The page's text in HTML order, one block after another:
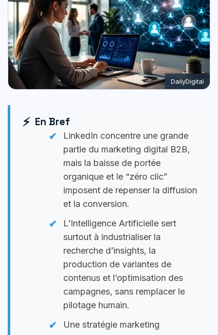
DailyDigital
En Bref
LinkedIn concentre une grande
partie du marketing digital B2B,
mais la baisse de portée
organique et le “zéro clic”
imposent de repenser la diffusion
et la conversion.
L’Intelligence Artificielle sert
surtout à industrialiser la
recherche d’insights, la
production de variantes de
contenus et l’optimisation des
campagnes, sans remplacer le
pilotage humain.
Une stratégie marketing